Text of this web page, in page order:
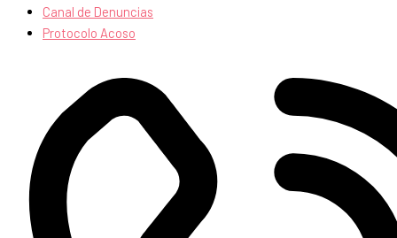
Canal de Denuncias
Protocolo Acoso